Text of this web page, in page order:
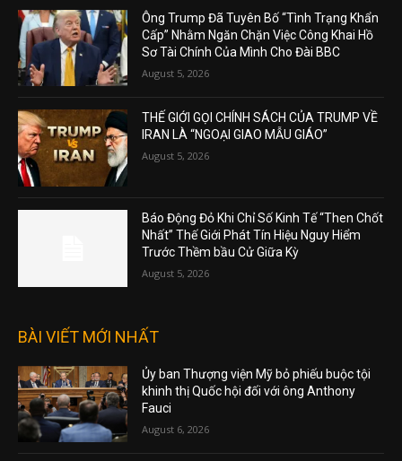
Ông Trump Đã Tuyên Bố “Tình Trạng Khẩn
Cấp” Nhằm Ngăn Chặn Việc Công Khai Hồ
Sơ Tài Chính Của Mình Cho Đài BBC
August 5, 2026
THẾ GIỚI GỌI CHÍNH SÁCH CỦA TRUMP VỀ
IRAN LÀ “NGOẠI GIAO MẪU GIÁO”
August 5, 2026
Báo Động Đỏ Khi Chỉ Số Kinh Tế “Then Chốt
Nhất” Thế Giới Phát Tín Hiệu Nguy Hiểm
Trước Thềm bầu Cử Giữa Kỳ
August 5, 2026
BÀI VIẾT MỚI NHẤT
Ủy ban Thượng viện Mỹ bỏ phiếu buộc tội
khinh thị Quốc hội đối với ông Anthony
Fauci
August 6, 2026